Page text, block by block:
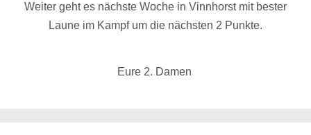
Weiter geht es nächste Woche in Vinnhorst mit bester
Laune im Kampf um die nächsten 2 Punkte.
Eure 2. Damen